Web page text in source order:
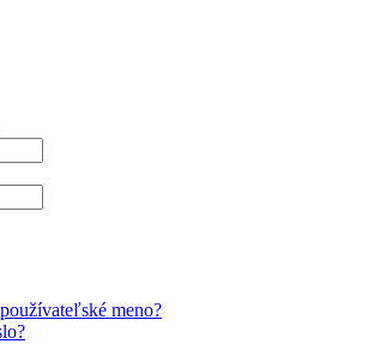
meno?